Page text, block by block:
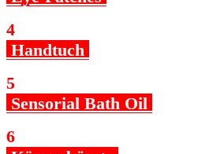
4
Handtuch
5
Sensorial Bath Oil
6